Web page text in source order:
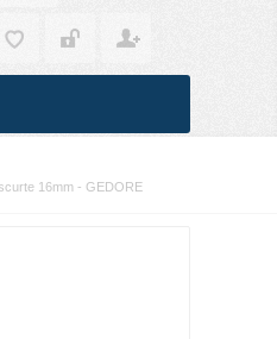
16mm - GEDORE